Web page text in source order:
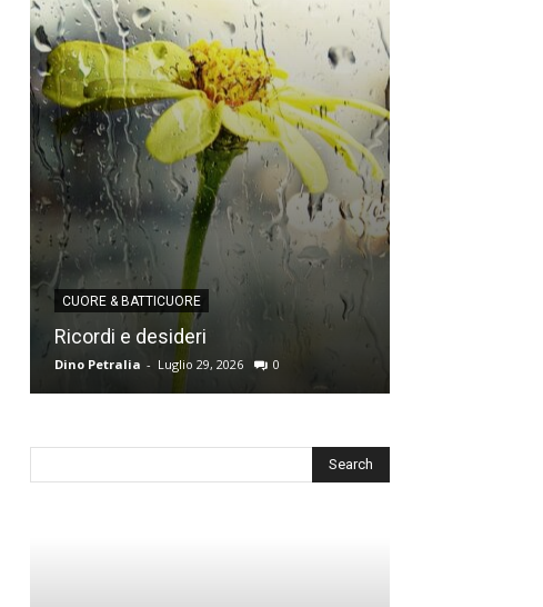
CUORE & BATTICUORE
Ricordi e desideri
Dino Petralia - Luglio 29, 2026 0